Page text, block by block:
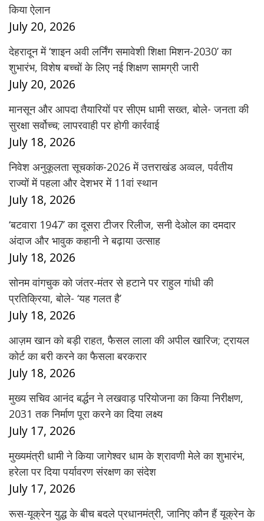
किया ऐलान
July 20, 2026
देहरादून में ‘शाइन अवी लर्निंग समावेशी शिक्षा मिशन-2030’ का
शुभारंभ, विशेष बच्चों के लिए नई शिक्षण सामग्री जारी
July 20, 2026
मानसून और आपदा तैयारियों पर सीएम धामी सख्त, बोले- जनता की
सुरक्षा सर्वोच्च; लापरवाही पर होगी कार्रवाई
July 18, 2026
निवेश अनुकूलता सूचकांक-2026 में उत्तराखंड अव्वल, पर्वतीय
राज्यों में पहला और देशभर में 11वां स्थान
July 18, 2026
‘बटवारा 1947’ का दूसरा टीजर रिलीज, सनी देओल का दमदार
अंदाज और भावुक कहानी ने बढ़ाया उत्साह
July 18, 2026
सोनम वांगचुक को जंतर-मंतर से हटाने पर राहुल गांधी की
प्रतिक्रिया, बोले- ‘यह गलत है’
July 18, 2026
आज़म खान को बड़ी राहत, फैसल लाला की अपील खारिज; ट्रायल
कोर्ट का बरी करने का फैसला बरकरार
July 18, 2026
मुख्य सचिव आनंद बर्द्धन ने लखवाड़ परियोजना का किया निरीक्षण,
2031 तक निर्माण पूरा करने का दिया लक्ष्य
July 17, 2026
मुख्यमंत्री धामी ने किया जागेश्वर धाम के श्रावणी मेले का शुभारंभ,
हरेला पर दिया पर्यावरण संरक्षण का संदेश
July 17, 2026
रूस-यूक्रेन युद्ध के बीच बदले प्रधानमंत्री, जानिए कौन हैं यूक्रेन के